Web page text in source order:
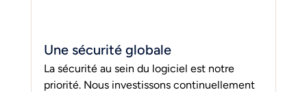
Une sécurité globale
La sécurité au sein du logiciel est notre
priorité. Nous investissons continuellement